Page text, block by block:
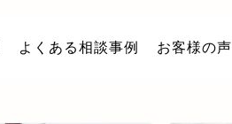
よくある相談事例 お客様の声